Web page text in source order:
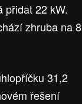
přidat 22 kW.
zhruba na 8
31,2
řešení